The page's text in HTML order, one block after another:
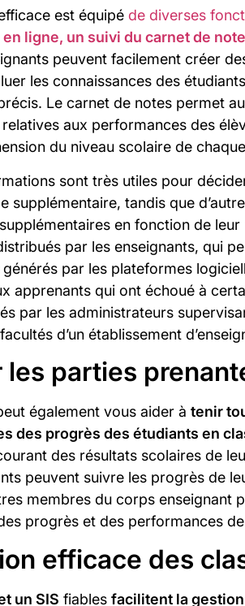
est équipé de diverses
ligne, un suivi du carnet de
peuvent facilement créer
les connaissances des
Le carnet de notes permet
aux performances des
du niveau scolaire de
sont très utiles pour
supplémentaire, tandis que
en fonction de
par les enseignants, qui
par les plateformes
apprenants qui ont échoué à
par les administrateurs
d’un établissement
les parties
également vous aider à tenir
des progrès des étudiants en
des résultats scolaires de
peuvent suivre les progrès de
membres du corps enseignant
progrès et des performances de
efficace des
un SIS fiables facilitent la